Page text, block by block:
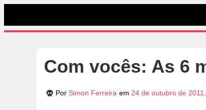
Com vocês: As 6
Por Simon Ferreira em 24 de outubro de